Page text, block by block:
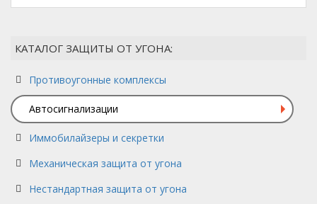
КАТАЛОГ ЗАЩИТЫ ОТ УГОНА:
Противоугонные комплексы
Автосигнализации
Иммобилайзеры и секретки
Механическая защита от угона
Нестандартная защита от угона